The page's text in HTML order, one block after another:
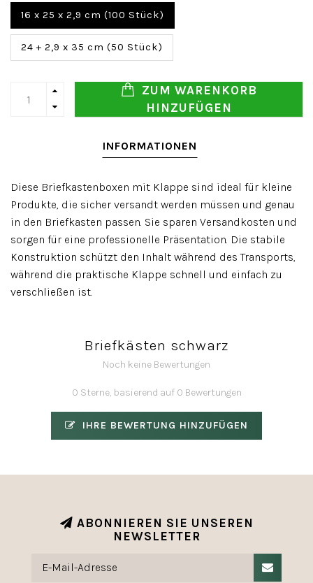
16 x 25 x 2,9 cm (100 Stück)
24 + 2,9 x 35 cm (50 Stück)
ZUM WARENKORB
HINZUFÜGEN
INFORMATIONEN
Diese Briefkastenboxen mit Klappe sind ideal für kleine
Produkte, die sicher versandt werden müssen und genau
in den Briefkasten passen. Sie sparen Versandkosten und
sorgen für eine professionelle Präsentation. Die stabile
Konstruktion schützt den Inhalt während des Transports,
während die praktische Klappe schnell und einfach zu
verschließen ist.
Briefkästen schwarz
Noch keine Bewertungen
0 Sterne, basierend auf 0 Bewertungen
IHRE BEWERTUNG HINZUFÜGEN
ABONNIEREN SIE UNSEREN
NEWSLETTER